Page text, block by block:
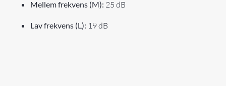
Mellem frekvens (M): 25 dB
Lav frekvens (L): 19 dB